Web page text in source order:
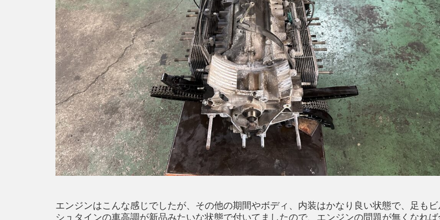
エンジンはこんな感じでしたが、その他の期間やボディ、内装はかなり良い状態で、足も
シュタインの車高調が新品みたいな状態で付いてましたので、エンジンの問題が無くなれ